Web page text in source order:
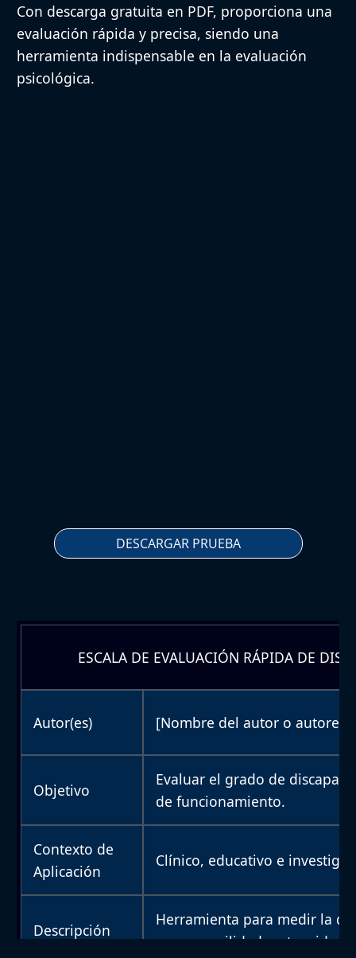
Con descarga gratuita en PDF, proporciona una
evaluación rápida y precisa, siendo una
herramienta indispensable en la evaluación
psicológica.
DESCARGAR PRUEBA
ESCALA DE EVALUACIÓN RÁPIDA DE
Autor(es) [Nombre del autor o autores]
Objetivo
Evaluar el grado de
de funcionamiento.
Contexto de
Aplicación
Clínico, educativo e
Descripción
Herramienta para medir la
como movilidad,